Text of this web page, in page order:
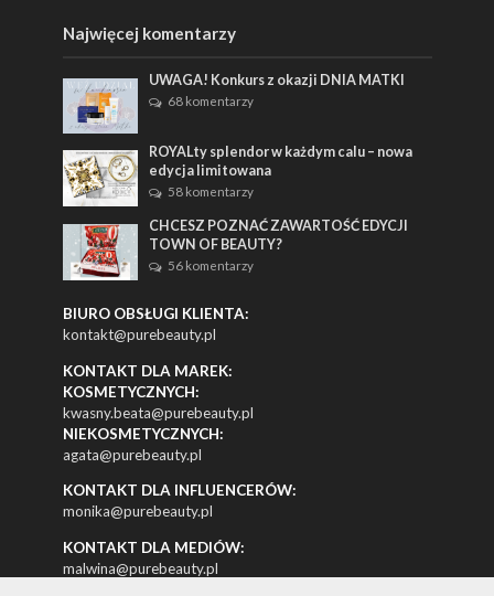
Najwięcej komentarzy
UWAGA! Konkurs z okazji DNIA MATKI
68 komentarzy
ROYALty splendor w każdym calu – nowa
edycja limitowana
58 komentarzy
CHCESZ POZNAĆ ZAWARTOŚĆ EDYCJI
TOWN OF BEAUTY?
56 komentarzy
BIURO OBSŁUGI KLIENTA:
kontakt@purebeauty.pl
KONTAKT DLA MAREK:
KOSMETYCZNYCH:
kwasny.beata@purebeauty.pl
NIEKOSMETYCZNYCH:
agata@purebeauty.pl
KONTAKT DLA INFLUENCERÓW:
monika@purebeauty.pl
KONTAKT DLA MEDIÓW:
malwina@purebeauty.pl